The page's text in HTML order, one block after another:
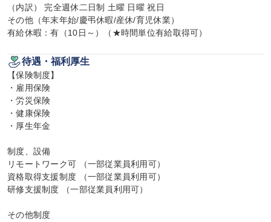
（内訳） 完全週休二日制 土曜 日曜 祝日
その他（年末年始/慶弔休暇/産休/育児休業）
有給休暇：有（10日～）（★時間単位有給取得可）
待遇・福利厚生
【保険制度】
・雇用保険
・労災保険
・健康保険
・厚生年金
制度、設備
リモートワーク可 （一部従業員利用可）
資格取得支援制度 （一部従業員利用可）
研修支援制度 （一部従業員利用可）
その他制度